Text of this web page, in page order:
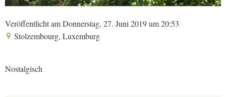
Veröffentlicht am Donnerstag, 27. Juni 2019 um 20:53
Stolzembourg, Luxemburg
Nostalgisch